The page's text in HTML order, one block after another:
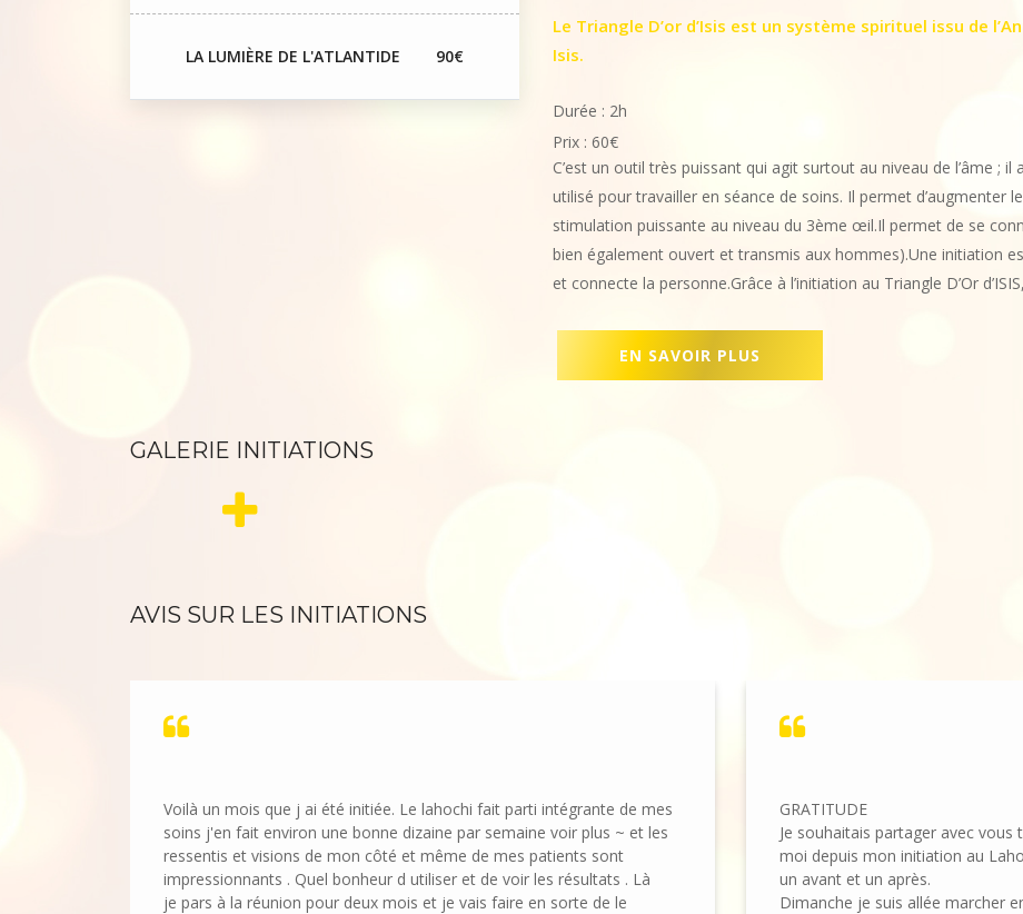
LA LUMIÈRE DE L'ATLANTIDE 90€
Le Triangle D’or d’Isis est un système spirituel issu de
Isis.
Durée : 2h
Prix : 60€
C’est un outil très puissant qui agit surtout au niveau de l’âme ;
utilisé pour travailler en séance de soins. Il permet d’augmenter
stimulation puissante au niveau du 3ème œil.Il permet de se
bien également ouvert et transmis aux hommes).Une initiation
et connecte la personne.Grâce à l’initiation au Triangle D’Or
EN SAVOIR PLUS
GALERIE INITIATIONS
AVIS SUR LES INITIATIONS
Voilà un mois que j ai été initiée. Le lahochi fait parti intégrante de mes
soins j'en fait environ une bonne dizaine par semaine voir plus ~ et les
ressentis et visions de mon côté et même de mes patients sont
impressionnants . Quel bonheur d utiliser et de voir les résultats . Là
je pars à la réunion pour deux mois et je vais faire en sorte de le
GRATITUDE
Je souhaitais partager avec
moi depuis mon initiation au
un avant et un après.
Dimanche je suis allée marcher